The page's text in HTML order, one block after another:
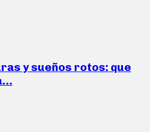
y sueños rotos: que